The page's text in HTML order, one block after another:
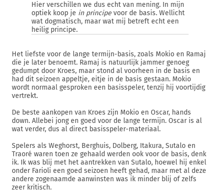
Hier verschillen we dus echt van mening. In mijn
optiek koop je in principe voor de basis. Wellicht
wat dogmatisch, maar wat mij betreft echt een
heilig principe.
Het liefste voor de lange termijn-basis, zoals Mokio en Ramaj
die je later benoemt. Ramaj is natuurlijk jammer genoeg
gedumpt door Kroes, maar stond al voorheen in de basis en
had dit seizoen appeltje, eitje in de basis gestaan. Mokio
wordt normaal gesproken een basisspeler, tenzij hij voortijdig
vertrekt.
De beste aankopen van Kroes zijn Mokio en Oscar, hands
down. Allebei jong en goed voor de lange termijn. Oscar is al
wat verder, dus al direct basisspeler-materiaal.
Spelers als Weghorst, Berghuis, Dolberg, Itakura, Sutalo en
Traoré waren toen ze gehaald werden ook voor de basis, denk
ik. Ik was blij met het aantrekken van Sutalo, hoewel hij enkel
onder Farioli een goed seizoen heeft gehad, maar met al deze
andere zogenaamde aanwinsten was ik minder blij of zelfs
zeer kritisch.